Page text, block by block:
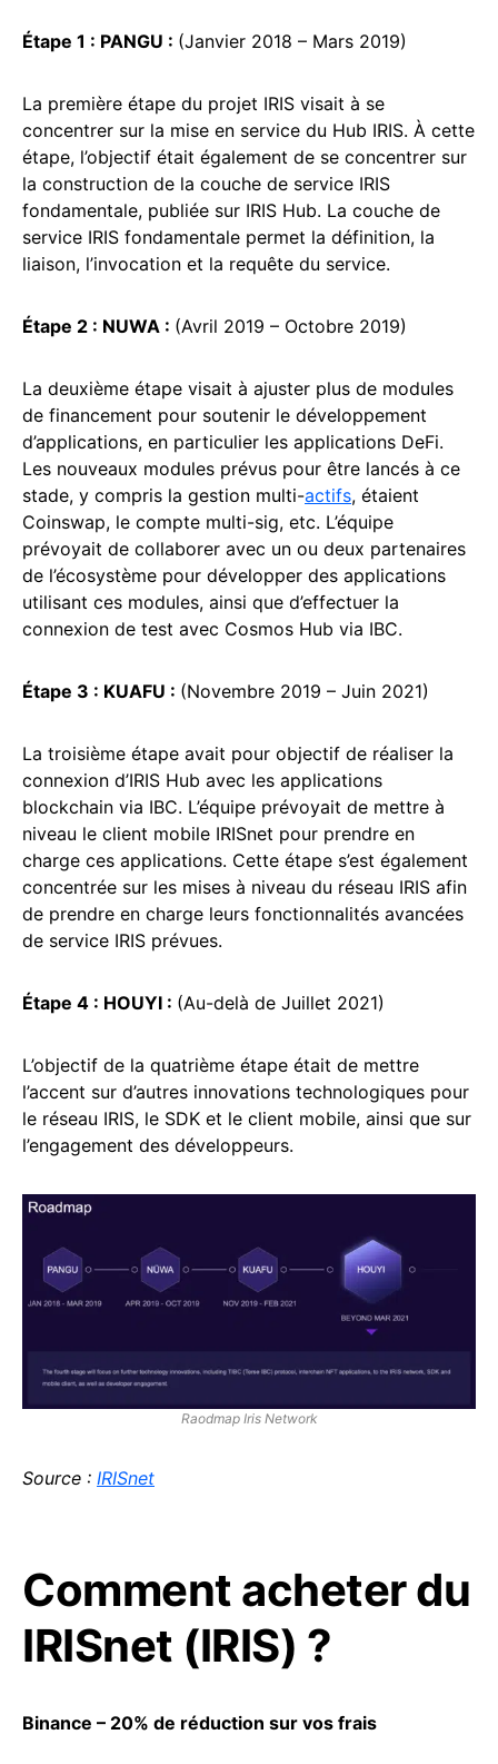
Étape 1 : PANGU : (Janvier 2018 – Mars 2019)
La première étape du projet IRIS visait à se
concentrer sur la mise en service du Hub IRIS. À cette
étape, l’objectif était également de se concentrer sur
la construction de la couche de service IRIS
fondamentale, publiée sur IRIS Hub. La couche de
service IRIS fondamentale permet la définition, la
liaison, l’invocation et la requête du service.
Étape 2 : NUWA : (Avril 2019 – Octobre 2019)
La deuxième étape visait à ajuster plus de modules
de financement pour soutenir le développement
d’applications, en particulier les applications DeFi.
Les nouveaux modules prévus pour être lancés à ce
stade, y compris la gestion multi-actifs, étaient
Coinswap, le compte multi-sig, etc. L’équipe
prévoyait de collaborer avec un ou deux partenaires
de l’écosystème pour développer des applications
utilisant ces modules, ainsi que d’effectuer la
connexion de test avec Cosmos Hub via IBC.
Étape 3 : KUAFU : (Novembre 2019 – Juin 2021)
La troisième étape avait pour objectif de réaliser la
connexion d’IRIS Hub avec les applications
blockchain via IBC. L’équipe prévoyait de mettre à
niveau le client mobile IRISnet pour prendre en
charge ces applications. Cette étape s’est également
concentrée sur les mises à niveau du réseau IRIS afin
de prendre en charge leurs fonctionnalités avancées
de service IRIS prévues.
Étape 4 : HOUYI : (Au-delà de Juillet 2021)
L’objectif de la quatrième étape était de mettre
l’accent sur d’autres innovations technologiques pour
le réseau IRIS, le SDK et le client mobile, ainsi que sur
l’engagement des développeurs.
Raodmap Iris Network
Source : IRISnet
Comment acheter du
IRISnet (IRIS) ?
Binance – 20% de réduction sur vos frais